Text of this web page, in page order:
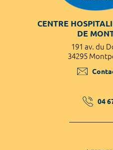
CENTRE
DE
191 av. du
34295
04